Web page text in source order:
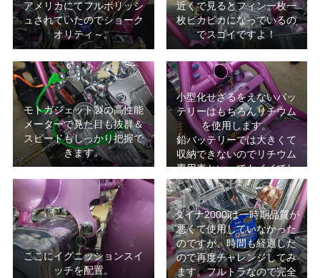
アメリカにてフルポリッシ
ュされていたのでショーク
オリティ～。
近くで見るとフィン一枚一
枚ピカピカになっているの
でスゴイですよ！
モトガジェット製の高性能
メーターで見た目も抜群＆
スピードもしっかり把握で
きます。
小型化せざるをえないバッ
テリーはもちろんリチウム
を使用します。
鉛バッテリーでは大きくて
収納できないのでリチウム
専用車といってもイイでし
ょう。
ここにイグニッションスイ
ッチを配置。
ダイナ2000iは一時期品質が
悪くて使用していなかった
のですが、時間も経過した
ので再度チャレンジしてみ
ます。フルトラなので完全